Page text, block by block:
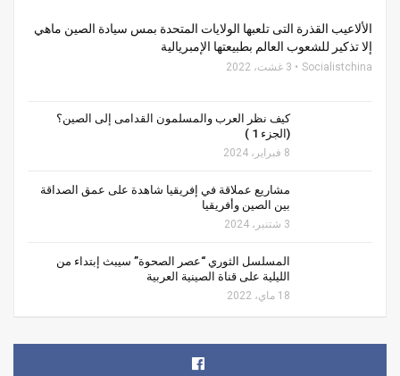
الألاعيب القذرة التى تلعبها الولايات المتحدة بمس سيادة الصين ماهي
إلا تذكير للشعوب العالم بطبيعتها الإمبريالية
Socialistchina 3 غشت، 2022
كيف نظر العرب والمسلمون القدامى إلى الصين؟
(الجزء 1 )
8 فبراير، 2024
مشاريع عملاقة في إفريقيا شاهدة على عمق الصداقة
بين الصين وأفريقيا
3 شتنبر، 2024
المسلسل الثوري “عصر الصحوة” سيبث إبتداء من
الليلية على قناة الصينية العربية
18 ماي، 2022